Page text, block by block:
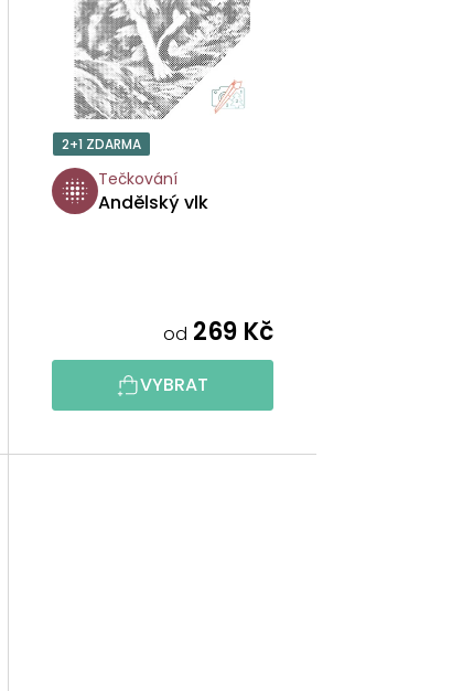
P
R
O
D
U
Ů
2+1 ZDARMA
Tečkování
Andělský vlk
od 269 Kč
VYBRAT